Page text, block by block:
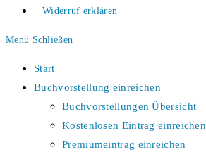
Widerruf erklären
Menü Schließen
Start
Buchvorstellung einreichen
Buchvorstellungen Übersicht
Kostenlosen Eintrag einreichen
Premiumeintrag einreichen